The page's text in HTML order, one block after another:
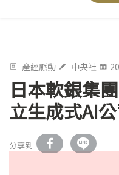
產經脈動 中央社
日本軟銀集
立生成式AI
分享到